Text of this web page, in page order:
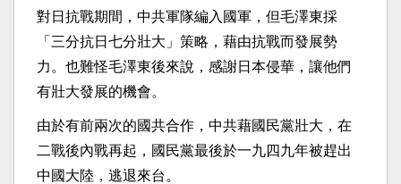
對日抗戰期間，中共軍隊編入國軍，但毛澤東採
「三分抗日七分壯大」策略，藉由抗戰而發展勢
力。也難怪毛澤東後來說，感謝日本侵華，讓他們
有壯大發展的機會。
由於有前兩次的國共合作，中共藉國民黨壯大，在
二戰後內戰再起，國民黨最後於一九四九年被趕出
中國大陸，逃退來台。